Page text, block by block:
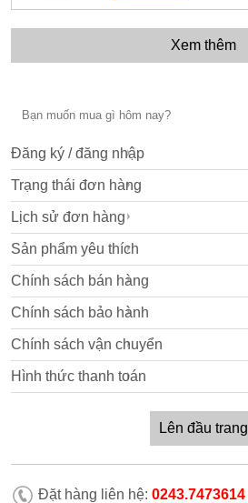
Xem thêm
Đăng ký / đăng nhập
Trạng thái đơn hàng
Lịch sử đơn hàng
Sản phẩm yêu thích
Chính sách bán hàng
Chính sách bảo hành
Chính sách vận chuyển
Hình thức thanh toán
Lên đầu trang
Đặt hàng liên hệ:0243.7473614